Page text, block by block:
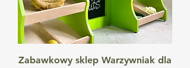
Zabawkowy sklep Warzywniak dla